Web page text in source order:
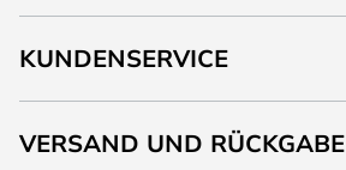
KUNDENSERVICE
VERSAND UND RÜCKGABE